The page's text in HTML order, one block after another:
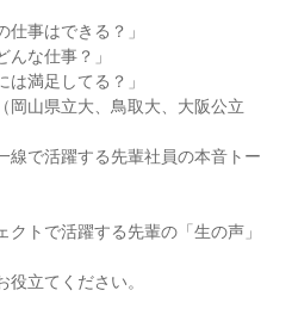
仕事はできる？」
んな仕事？」
は満足してる？」
岡山県立大、鳥取大、大阪公立
線で活躍する先輩社員の本音トー
トで活躍する先輩の「生の声」
立てください。